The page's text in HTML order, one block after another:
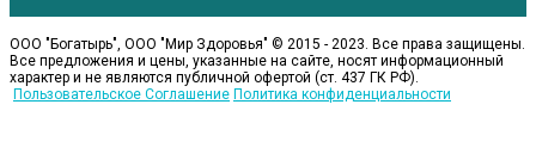
ООО "Богатырь", ООО "Мир Здоровья" © 2015 - 2023. Все права защищены.
Все предложения и цены, указанные на сайте, носят информационный
характер и не являются публичной офертой (ст. 437 ГК РФ).
Пользовательское Соглашение Политика конфиденциальности